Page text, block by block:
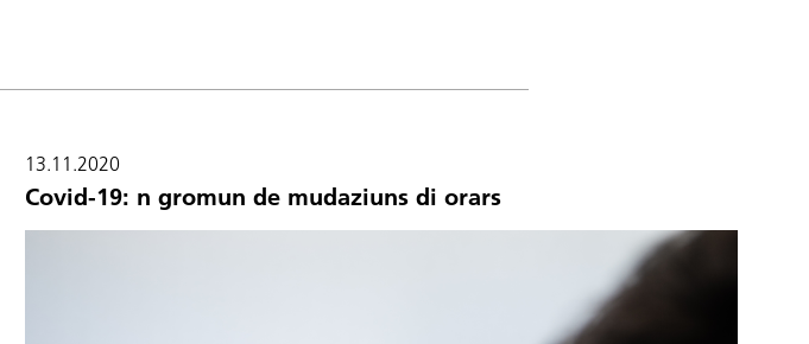
13.11.2020
Covid-19: n gromun de mudaziuns di orars